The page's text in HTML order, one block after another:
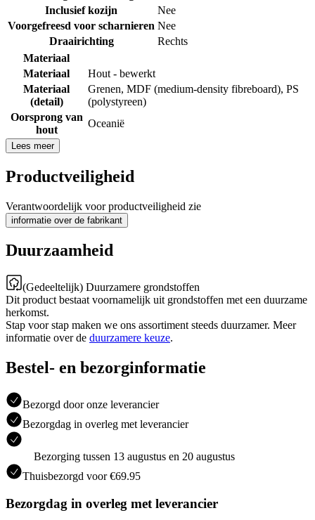
Inclusief kozijn
Nee
Voorgefreesd voor scharnieren Nee
Draairichting
Rechts
Materiaal
Materiaal
Hout - bewerkt
Materiaal
(detail)
Grenen, MDF (medium-density fibreboard), PS
(polystyreen)
Oorsprong van
hout
Oceanië
Lees meer
Productveiligheid
Verantwoordelijk voor productveiligheid zie
informatie over de fabrikant
Duurzaamheid
(Gedeeltelijk) Duurzamere grondstoffen
Dit product bestaat voornamelijk uit grondstoffen met een duurzame
herkomst.
Stap voor stap maken we ons assortiment steeds duurzamer. Meer
informatie over de duurzamere keuze.
Bestel- en bezorginformatie
Bezorgd door onze leverancier
Bezorgdag in overleg met leverancier
Bezorging tussen 13 augustus en 20 augustus
Thuisbezorgd voor €69.95
Bezorgdag in overleg met leverancier